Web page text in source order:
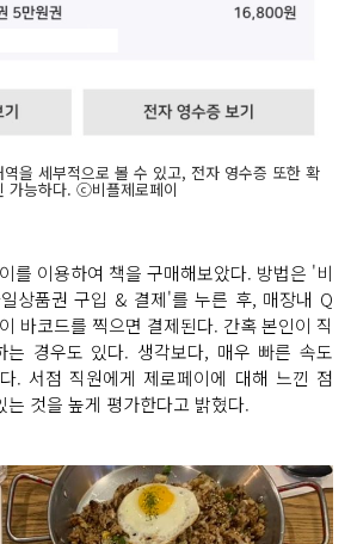
을 세부적으로 볼 수 있고, 전자 영수증 또한 확
가능하다. ⓒ비플제로페이
를 이용하여 책을 구매해보았다. 방법은 '비
상품권 구입 & 결제'를 누른 후, 매장내 Q
바코드를 찍으면 결제된다. 간혹 본인이 직
는 경우도 있다. 생각보다, 매우 빠른 속도
. 서점 직원에게 제로페이에 대해 느낀 점
는 것을 높게 평가한다고 밝혔다.